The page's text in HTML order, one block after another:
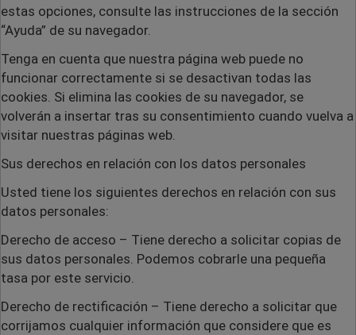
estas opciones, consulte las instrucciones de la sección
“Ayuda” de su navegador.
Tenga en cuenta que nuestra página web puede no
funcionar correctamente si se desactivan todas las
cookies. Si elimina las cookies de su navegador, se
volverán a insertar tras su consentimiento cuando vuelva a
visitar nuestras páginas web.
Sus derechos en relación con los datos personales
Usted tiene los siguientes derechos en relación con sus
datos personales:
Derecho de acceso – Tiene derecho a solicitar copias de
sus datos personales. Podemos cobrarle una pequeña
tasa por este servicio.
Derecho de rectificación – Tiene derecho a solicitar que
corrijamos cualquier información que considere que es